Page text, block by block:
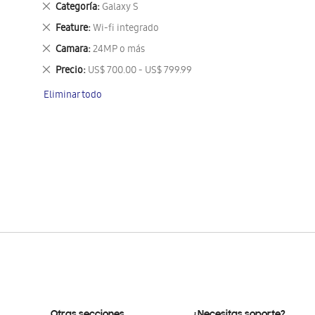
Categoría Galaxy S
Eliminar
este
artículo
Feature Wi-fi integrado
Eliminar
este
artículo
Camara 24MP o más
Eliminar
este
artículo
Precio US$ 700.00 - US$ 799.99
Eliminar
artículo
Eliminar todo